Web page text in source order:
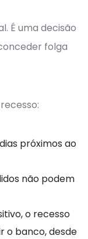
É uma decisão
folga
próximos ao
não podem
o recesso
o banco, desde